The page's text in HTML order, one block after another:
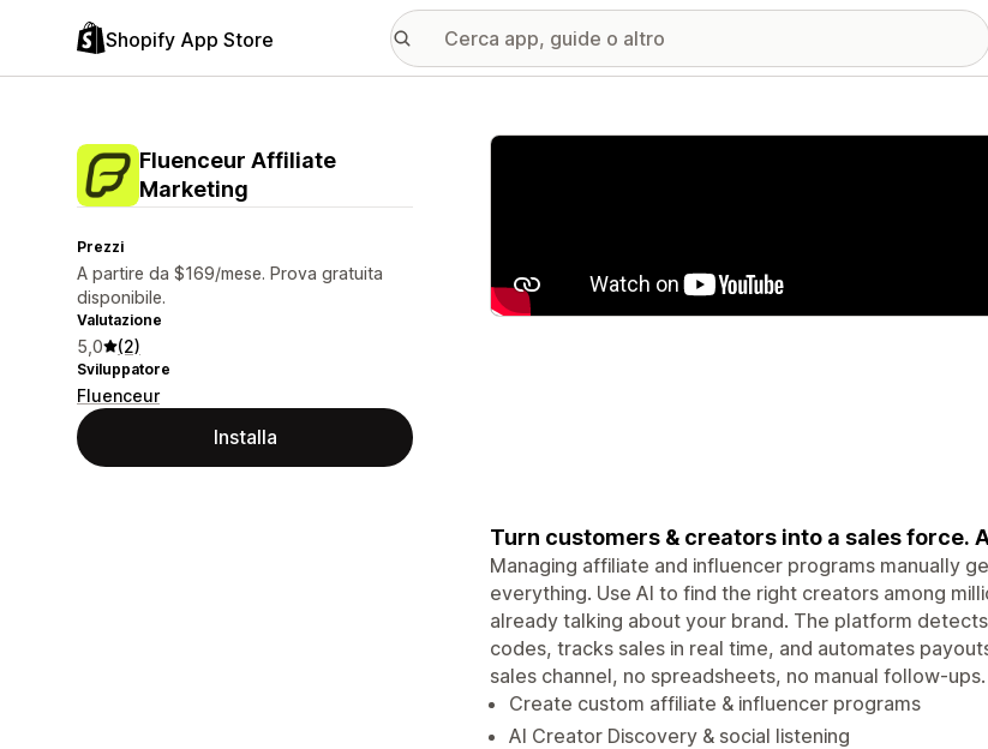
Shopify App Store
Fluenceur Affiliate
Marketing
Prezzi
A partire da $169/mese. Prova gratuita
disponibile.
Valutazione
5,0 (2)
Sviluppatore
Fluenceur
Installa
Galleria immagini in evidenza
Turn customers & creators into a sales force.
Managing affiliate and influencer programs manually
everything. Use AI to find the right creators among
already talking about your brand. The platform
codes, tracks sales in real time, and automates
sales channel, no spreadsheets, no manual follow-ups.
Create custom affiliate & influencer programs
AI Creator Discovery & social listening